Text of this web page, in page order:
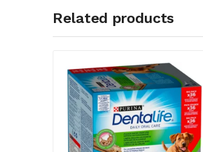
Related products